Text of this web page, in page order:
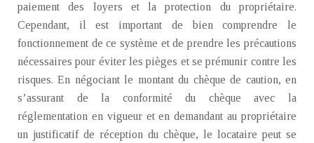
paiement des loyers et la protection du propriétaire.
Cependant, il est important de bien comprendre le
fonctionnement de ce système et de prendre les précautions
nécessaires pour éviter les pièges et se prémunir contre les
risques. En négociant le montant du chèque de caution, en
s’assurant de la conformité du chèque avec la
réglementation en vigueur et en demandant au propriétaire
un justificatif de réception du chèque, le locataire peut se